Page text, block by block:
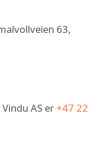
63,
AS er+47 22